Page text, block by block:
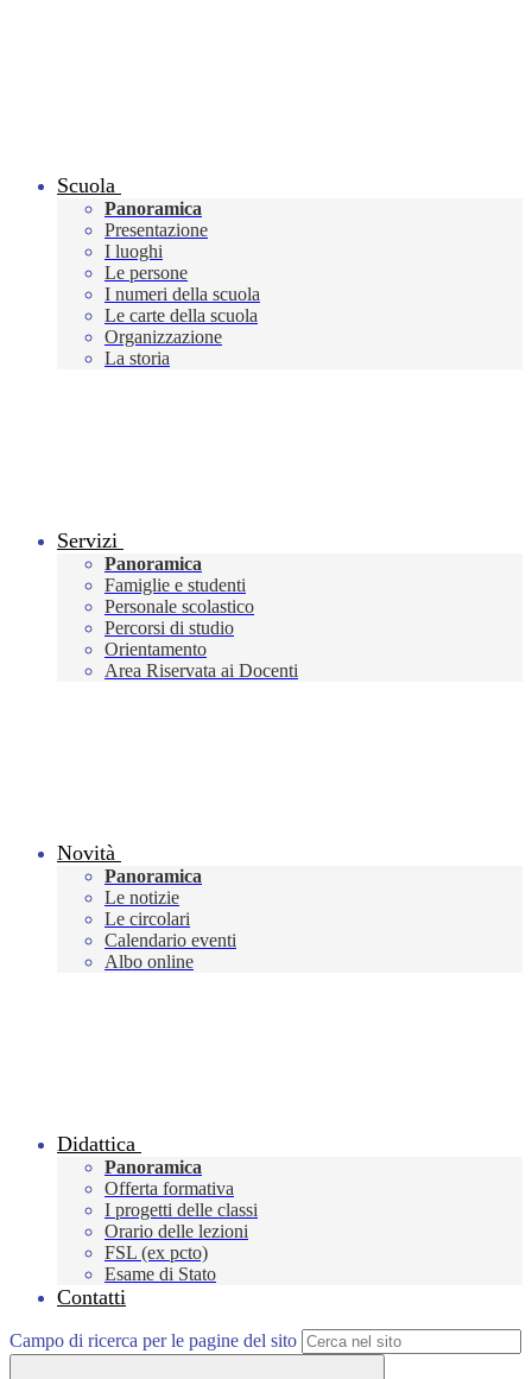
Scuola
Panoramica
Presentazione
I luoghi
Le persone
I numeri della scuola
Le carte della scuola
Organizzazione
La storia
Servizi
Panoramica
Famiglie e studenti
Personale scolastico
Percorsi di studio
Orientamento
Area Riservata ai Docenti
Novità
Panoramica
Le notizie
Le circolari
Calendario eventi
Albo online
Didattica
Panoramica
Offerta formativa
I progetti delle classi
Orario delle lezioni
FSL (ex pcto)
Esame di Stato
Contatti
Campo di ricerca per le pagine del sito